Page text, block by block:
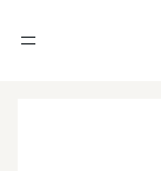
容